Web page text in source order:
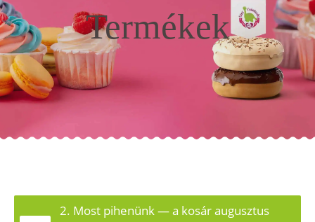
Termékek
2. Most pihenünk — a kosár augusztus